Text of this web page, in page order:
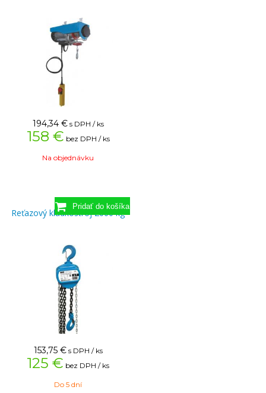
194,34 € s DPH / ks
158 € bez DPH / ks
Na objednávku
Reťazový kladkostroj 2000 kg
153,75 € s DPH / ks
125 € bez DPH / ks
Do 5 dní